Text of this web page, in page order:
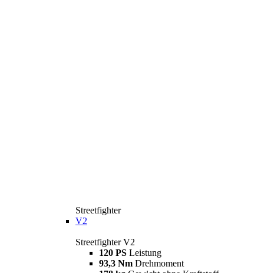
Streetfighter
V2
Streetfighter V2
120 PS Leistung
93,3 Nm Drehmoment